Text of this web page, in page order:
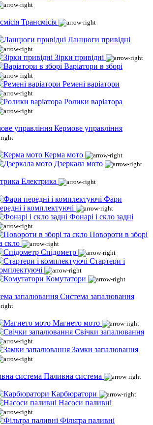
Трансмісія
Ланцюги привідні
Зірки привідні
Варіатори в зборі
Ремені варіатори
Ролики варіатора
Кермове управління
Керма мото
Дзеркала мото
Електрика
Фари
і комплектуючі
Фонарі і скло задні
Повороти в зборі
скло
Спідометр
Стартери і
Комутатори
Система запалювання
Магнето мото
Свічки запалювання
Замки запалювання
Паливна система
Карбюратори
Насоси паливні
Фільтра паливні